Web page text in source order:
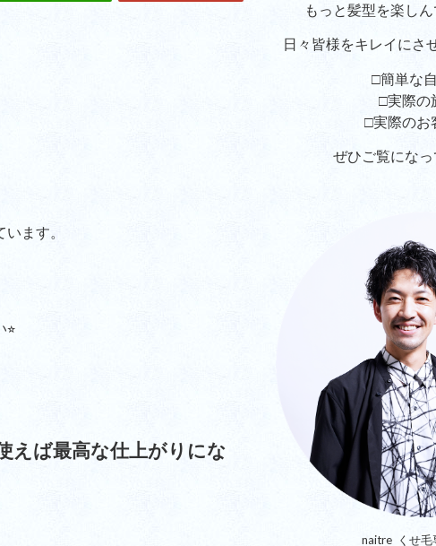
ます。
えば最高な仕上がりにな
もっと髪型を楽し
日々皆様をキレイにさ
□簡単な
□実際の
□実際のお
ぜひご覧にな
naitre くせ毛